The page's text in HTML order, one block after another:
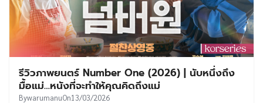
รีวิวภาพยนตร์ Number One (2026) | นับหนึ่งถึง
มื้อแม่…หนังที่จะทำให้คุณคิดถึงแม่
BywarumanuOn13/03/2026